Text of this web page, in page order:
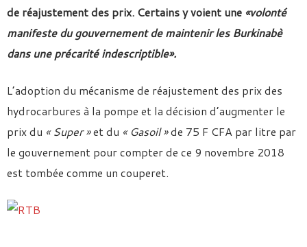
de réajustement des prix. Certains y voient une «volonté
manifeste du gouvernement de maintenir les Burkinabè
dans une précarité indescriptible».
L’adoption du mécanisme de réajustement des prix des
hydrocarbures à la pompe et la décision d’augmenter le
prix du « Super »et du « Gasoil »de 75 F CFA par litre par
le gouvernement pour compter de ce 9 novembre 2018
est tombée comme un couperet.